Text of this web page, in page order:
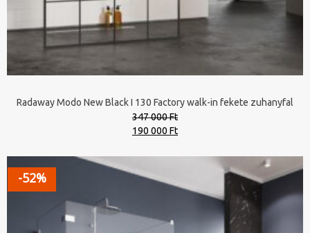
Radaway Modo New Black I 130 Factory walk-in fekete zuhanyfal
347 000 Ft
Original
was:
347
000 Ft.
190 000 FtCurrent
is:
000 Ft.
-52%